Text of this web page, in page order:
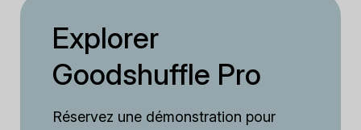
Explorer
Goodshuffle Pro
Réservez une démonstration pour